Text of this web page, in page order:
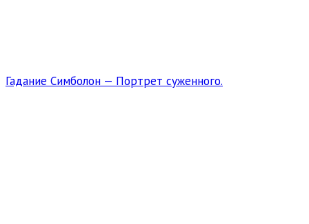
Гадание Симболон — Портрет суженного.